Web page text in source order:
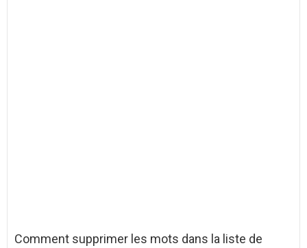
Comment supprimer les mots dans la liste de